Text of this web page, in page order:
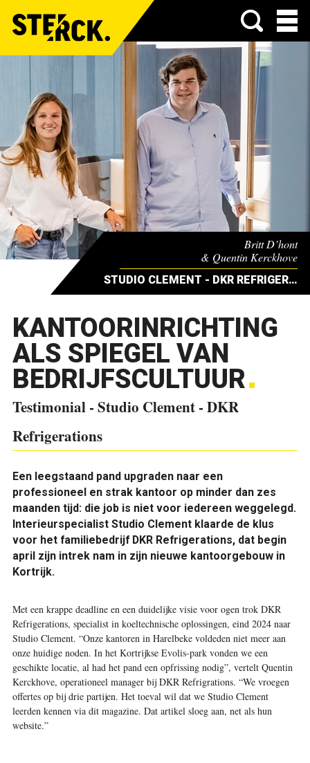
Menu
Britt D’hont
& Quentin Kerckhove
STUDIO CLEMENT - DKR REFRIGERATIONS
KANTOORINRICHTING
ALS SPIEGEL VAN
BEDRIJFSCULTUUR
Testimonial - Studio Clement - DKR
Refrigerations
Een leegstaand pand upgraden naar een
professioneel en strak kantoor op minder dan zes
maanden tijd: die job is niet voor iedereen weggelegd.
Interieurspecialist Studio Clement klaarde de klus
voor het familiebedrijf DKR Refrigerations, dat begin
april zijn intrek nam in zijn nieuwe kantoorgebouw in
Kortrijk.
Met een krappe deadline en een duidelijke visie voor ogen trok DKR
Refrigerations, specialist in koeltechnische oplossingen, eind 2024 naar
Studio Clement. “Onze kantoren in Harelbeke voldeden niet meer aan
onze huidige noden. In het Kortrijkse Evolis-park vonden we een
geschikte locatie, al had het pand een opfrissing nodig”, vertelt Quentin
Kerckhove, operationeel manager bij DKR Refrigrations. “We vroegen
offertes op bij drie partijen. Het toeval wil dat we Studio Clement
leerden kennen via dit magazine. Dat artikel sloeg aan, net als hun
website.”